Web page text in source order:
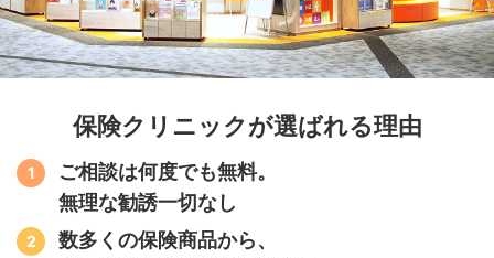
保険クリニックが選ばれる理由
ご相談は何度でも無料。
無理な勧誘一切なし
数多くの保険商品から、